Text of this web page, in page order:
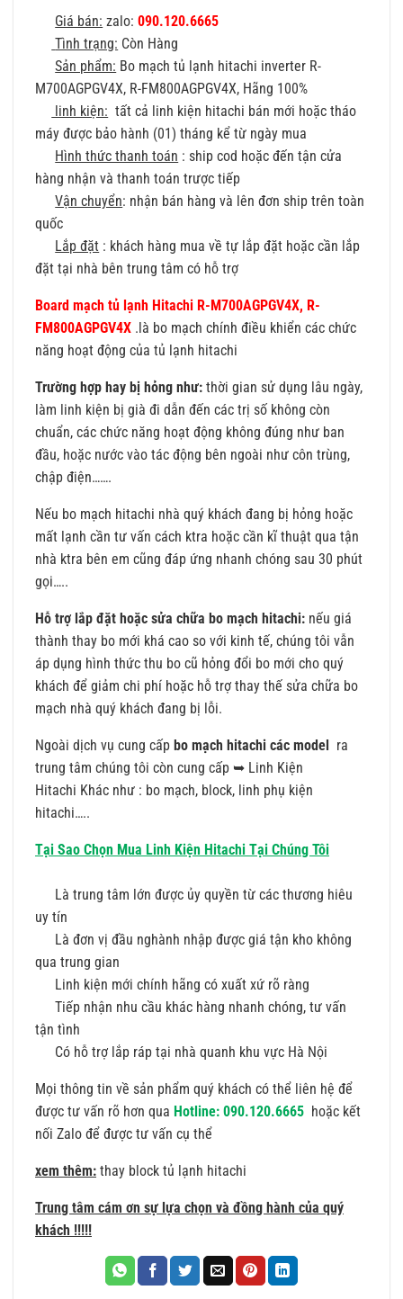
Giá bán: zalo:090.120.6665
Tình trạng: Còn Hàng
Sản phẩm: Bo mạch tủ lạnh hitachi inverter R-
M700AGPGV4X, R-FM800AGPGV4X, Hãng 100%
linh kiện: tất cả linh kiện hitachi bán mới hoặc tháo
máy được bảo hành (01) tháng kể từ ngày mua
Hình thức thanh toán : ship cod hoặc đến tận cửa
hàng nhận và thanh toán trược tiếp
Vận chuyển: nhận bán hàng và lên đơn ship trên toàn
quốc
Lắp đặt : khách hàng mua về tự lắp đặt hoặc cần lắp
đặt tại nhà bên trung tâm có hỗ trợ
Board mạch tủ lạnh Hitachi R-M700AGPGV4X, R-
FM800AGPGV4X .là bo mạch chính điều khiển các chức
năng hoạt động của tủ lạnh hitachi
Trường hợp hay bị hỏng như: thời gian sử dụng lâu ngày,
làm linh kiện bị già đi dẫn đến các trị số không còn
chuẩn, các chức năng hoạt động không đúng như ban
đầu, hoặc nước vào tác động bên ngoài như côn trùng,
chập điện…….
Nếu bo mạch hitachi nhà quý khách đang bị hỏng hoặc
mất lạnh cần tư vấn cách ktra hoặc cần kĩ thuật qua tận
nhà ktra bên em cũng đáp ứng nhanh chóng sau 30 phút
gọi…..
Hỗ trợ lắp đặt hoặc sửa chữa bo mạch hitachi: nếu giá
thành thay bo mới khá cao so với kinh tế, chúng tôi vẫn
áp dụng hình thức thu bo cũ hỏng đổi bo mới cho quý
khách để giảm chi phí hoặc hỗ trợ thay thế sửa chữa bo
mạch nhà quý khách đang bị lỗi.
Ngoài dịch vụ cung cấp bo mạch hitachi các model
ra
trung tâm chúng tôi còn cung cấp ➥ Linh Kiện
Hitachi Khác như : bo mạch, block, linh phụ kiện
hitachi…..
Tại Sao Chọn Mua Linh Kiện Hitachi Tại Chúng Tôi
Là trung tâm lớn được ủy quyền từ các thương hiêu
uy tín
Là đơn vị đầu nghành nhập được giá tận kho không
qua trung gian
Linh kiện mới chính hãng có xuất xứ rõ ràng
Tiếp nhận nhu cầu khác hàng nhanh chóng, tư vấn
tận tình
Có hỗ trợ lắp ráp tại nhà quanh khu vực Hà Nội
Mọi thông tin về sản phẩm quý khách có thể liên hệ để
được tư vấn rõ hơn qua Hotline: 090.120.6665 hoặc kết
nối Zalo để được tư vấn cụ thể
xem thêm: thay block tủ lạnh hitachi
Trung tâm cám ơn sự lựa chọn và đồng hành của quý
khách !!!!!